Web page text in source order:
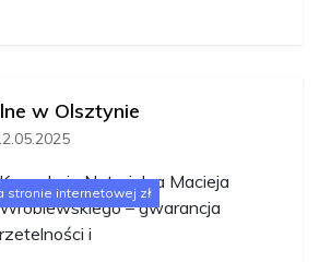
w Olsztynie
stronie internetowej zł
Kancelaria Notarialna Macieja
Wróblewskiego – gwarancja
rzetelności i